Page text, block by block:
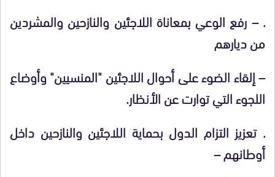
. – رفع الوعي بمعاناة اللاجئين والنازحين والمشردين
من ديارهم
– إلقاء الضوء على أحوال اللاجئين "المنسيين" وأوضاع
اللجوء التي توارت عن الأنظار.
. تعزيز التزام الدول بحماية اللاجئين والنازحين داخل
أوطانهم –